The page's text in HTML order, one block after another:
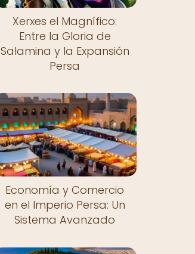
Xerxes el Magnífico:
Entre la Gloria de
Salamina y la Expansión
Persa
Economía y Comercio
en el Imperio Persa: Un
Sistema Avanzado